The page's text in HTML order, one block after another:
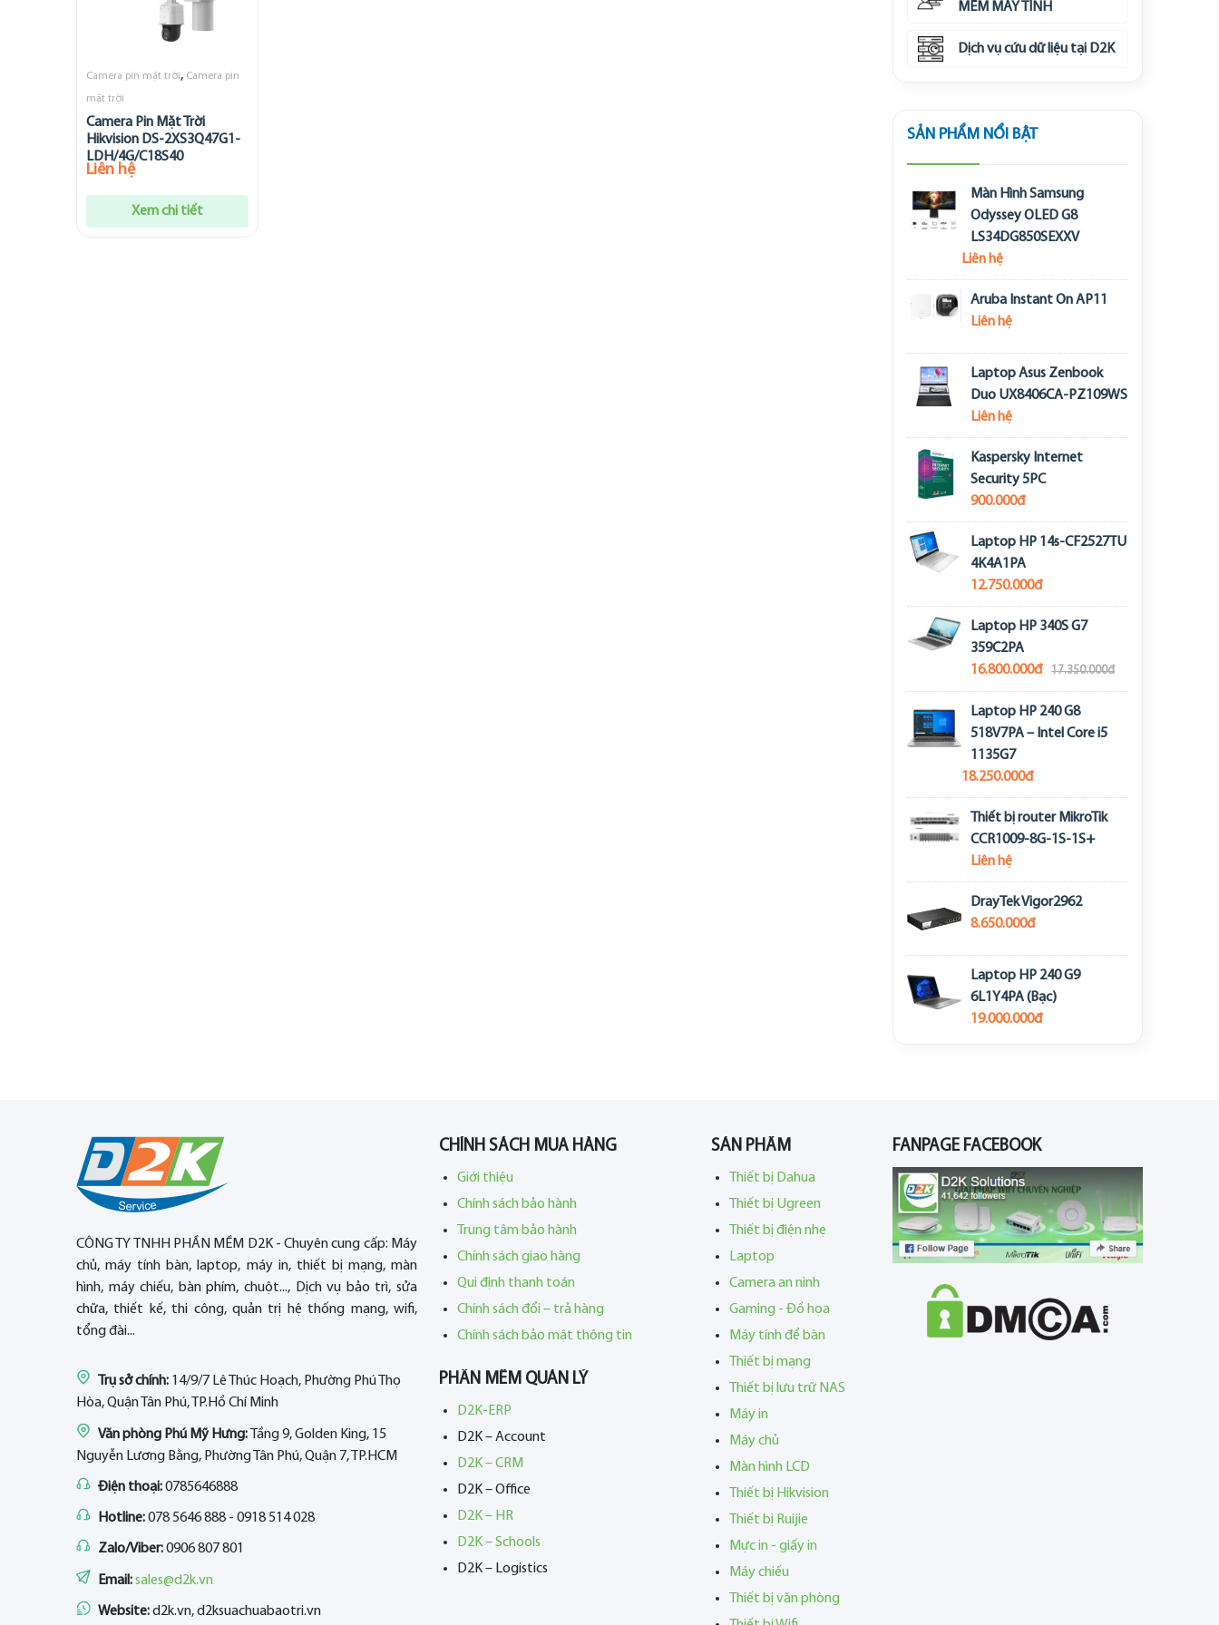
Camera pin mặt trời, Camera pin
mặt trời
Camera Pin Mặt Trời
Hikvision DS-2XS3Q47G1-
LDH/4G/C18S40
Liên hệ
Xem chi tiết
MỀM MÁY TÍNH
Dịch vụ cứu dữ liệu tại D2K
SẢN PHẨM NỔI BẬT
Màn Hình Samsung
Odyssey OLED G8
LS34DG850SEXXV
Liên hệ
Aruba Instant On AP11
Liên hệ
Laptop Asus Zenbook
Duo UX8406CA-PZ109WS
Liên hệ
Kaspersky Internet
Security 5PC
900.000đ
Laptop HP 14s-CF2527TU
4K4A1PA
12.750.000đ
Laptop HP 340S G7
359C2PA
16.800.000đ
17.350.000đ
Laptop HP 240 G8
518V7PA – Intel Core i5
1135G7
18.250.000đ
Thiết bị router MikroTik
CCR1009-8G-1S-1S+
Liên hệ
DrayTek Vigor2962
8.650.000đ
Laptop HP 240 G9
6L1Y4PA (Bạc)
19.000.000đ
CÔNG TY TNHH PHẦN MỀM D2K - Chuyên cung cấp: Máy
chủ, máy tính bàn, laptop, máy in, thiết bị mạng, màn
hình, máy chiếu, bàn phím, chuột..., Dịch vụ bảo trì, sửa
chữa, thiết kế, thi công, quản trị hệ thống mạng, wifi,
tổng đài...
Trụ sở chính: 14/9/7 Lê Thúc Hoạch, Phường Phú Thọ
Hòa, Quận Tân Phú, TP.Hồ Chí Minh
Văn phòng Phú Mỹ Hưng:
Tầng 9, Golden King, 15
Nguyễn Lương Bằng, Phường Tân Phú, Quận 7, TP.HCM
Điện thoại:0785646888
Hotline:078 5646 888 - 0918 514 028
Zalo/Viber:0906 807 801
Email:sales@d2k.vn
Website:d2k.vn, d2ksuachuabaotri.vn
CHÍNH SÁCH MUA HÀNG
Giới thiệu
Chính sách bảo hành
Trung tâm bảo hành
Chính sách giao hàng
Qui định thanh toán
Chính sách đổi – trả hàng
Chính sách bảo mật thông tin
PHẦN MỀM QUẢN LÝ
D2K-ERP
D2K – Account
D2K – CRM
D2K – Office
D2K – HR
D2K – Schools
D2K – Logistics
SẢN PHẨM
Thiết bị Dahua
Thiết bị Ugreen
Thiết bị điện nhẹ
Laptop
Camera an ninh
Gaming - Đồ họa
Máy tính để bàn
Thiết bị mạng
Thiết bị lưu trữ NAS
Máy in
Máy chủ
Màn hình LCD
Thiết bị Hikvision
Thiết bị Ruijie
Mực in - giấy in
Máy chiếu
Thiết bị văn phòng
FANPAGE FACEBOOK